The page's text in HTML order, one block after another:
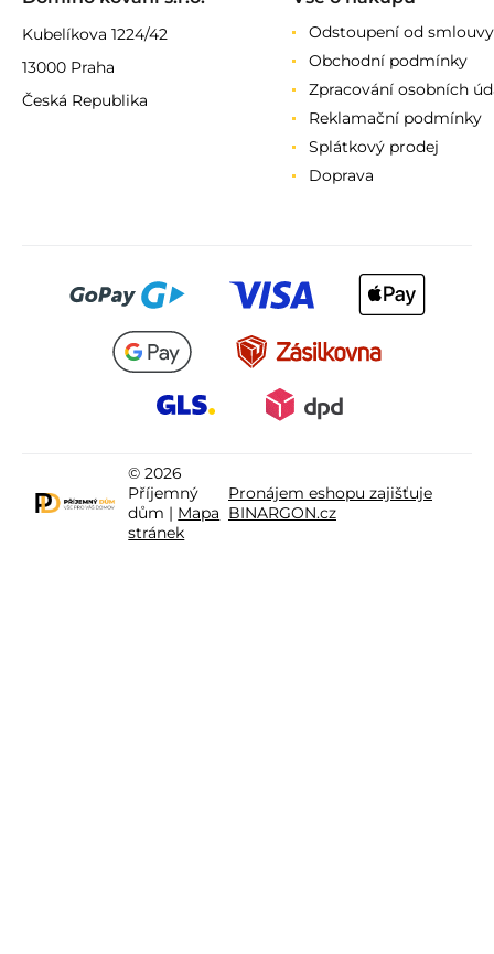
Kubelíkova 1224/42
13000 Praha
Česká Republika
Odstoupení od smlouvy
Obchodní podmínky
Zpracování osobních
Reklamační podmínky
Splátkový prodej
Doprava
© 2026
Příjemný
dům | Mapa
stránek
Pronájem eshopu zajišťuje
BINARGON.cz